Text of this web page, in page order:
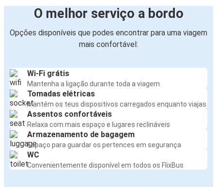
O melhor serviço a bordo
Opções disponíveis que podes encontrar para uma viagem
mais confortável:
Wi-Fi grátis
Mantenha a ligação durante toda a viagem
Tomadas elétricas
Mantém os teus dispositivos carregados enquanto viajas
Assentos confortáveis
Relaxa com mais espaço e lugares reclináveis
Armazenamento de bagagem
Espaço para guardar os pertences em segurança
WC
Convenientemente disponível em todos os FlixBus